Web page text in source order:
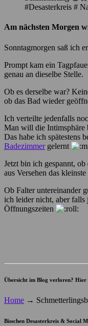
#Desasterkreis #
Am nächsten Morgen
Sonntagmorgen saß ich
Prompt kam ein
genau an dieselbe Stelle.
Ob es derselbe war?
ob das Bad wieder
Ich verteilte jedenfalls
Man will die Intimsphäre
Das habe ich spätestens
Badezimmergelernt
Jetzt bin ich gespannt,
aus Versehen das
Ob Falter untereinander
ich leider nicht, aber falls
Öffnungszeiten
Übersicht im Blog verloren? Hier
Home →
Bisschen Desasterkreis & Social